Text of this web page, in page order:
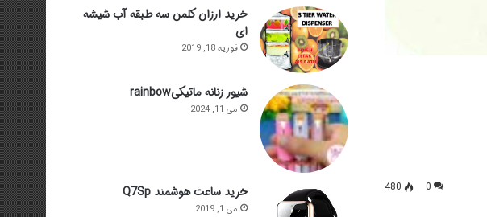
0
480
خرید ارزان کلمن سه طبقه آب شیشه
ای
فوریه 18, 2019
شیور زنانه ماتیکیrainbow
می 11, 2024
خرید ساعت هوشمند Q7Sp
می 1, 2019